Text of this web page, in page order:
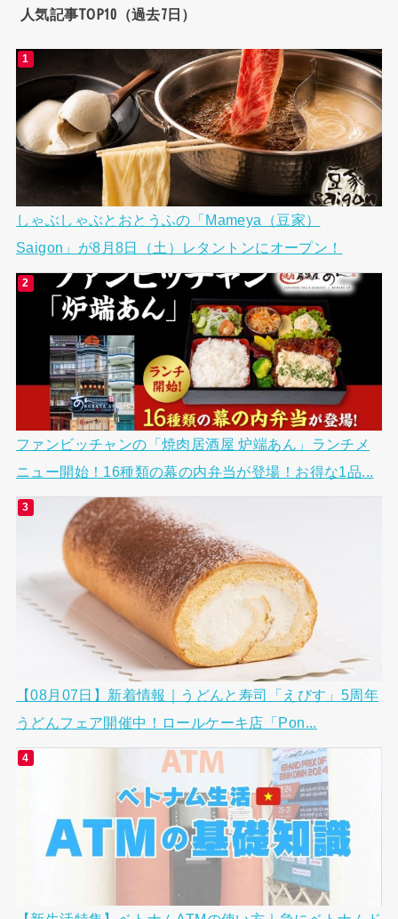
人気記事TOP10（過去7日）
しゃぶしゃぶとおとうふの「Mameya（豆家）
Saigon」が8月8日（土）レタントンにオープン！
ファンビッチャンの「焼肉居酒屋 炉端あん」ランチメ
ニュー開始！16種類の幕の内弁当が登場！お得な1品...
【08月07日】新着情報｜うどんと寿司「えびす」5周年
うどんフェア開催中！ロールケーキ店「Pon...